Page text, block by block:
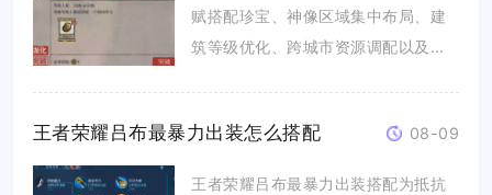
赋搭配珍宝、神像区域集中布局、建
筑等级优化、跨城市资源调配以及加
王者荣耀吕布最暴力出装怎么搭配 08-09
王者荣耀吕布最暴力出装搭配为抵抗